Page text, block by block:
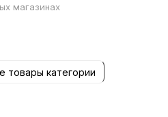
магазинах
товары категории